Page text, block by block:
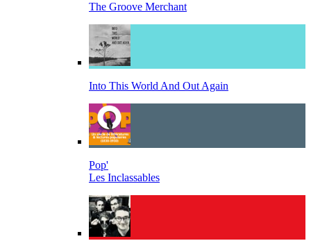
The Groove Merchant
Into This World And Out Again
Pop'
Les Inclassables